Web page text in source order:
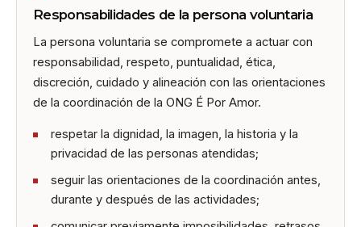
Responsabilidades de la persona voluntaria
La persona voluntaria se compromete a actuar con
responsabilidad, respeto, puntualidad, ética,
discreción, cuidado y alineación con las orientaciones
de la coordinación de la ONG É Por Amor.
respetar la dignidad, la imagen, la historia y la
privacidad de las personas atendidas;
seguir las orientaciones de la coordinación antes,
durante y después de las actividades;